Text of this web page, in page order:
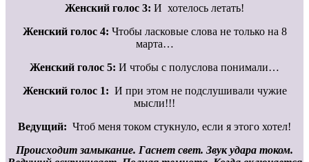
Женский голос 3: И хотелось летать!
Женский голос 4: Чтобы ласковые слова не только на 8
марта…
Женский голос 5: И чтобы с полуслова понимали…
Женский голос 1: И при этом не подслушивали чужие
мысли!!!
Ведущий: Чтоб меня током стукнуло, если я этого хотел!
Происходит замыкание. Гаснет свет. Звук удара током.